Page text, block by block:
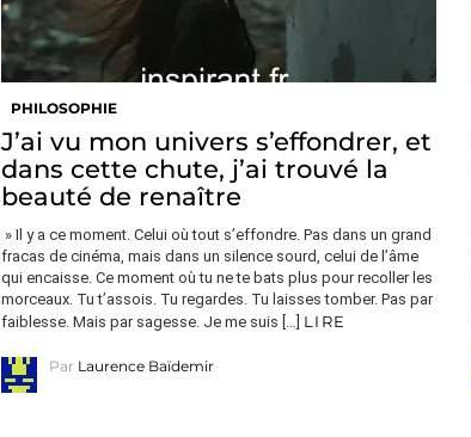
PHILOSOPHIE
J’ai vu mon univers s’effondrer, et
dans cette chute, j’ai trouvé la
beauté de renaître
» Il y a ce moment. Celui où tout s’effondre. Pas dans un grand
fracas de cinéma, mais dans un silence sourd, celui de l’âme
qui encaisse. Ce moment où tu ne te bats plus pour recoller les
morceaux. Tu t’assois. Tu regardes. Tu laisses tomber. Pas par
faiblesse. Mais par sagesse. Je me suis […] LIRE
Par Laurence Baïdemir